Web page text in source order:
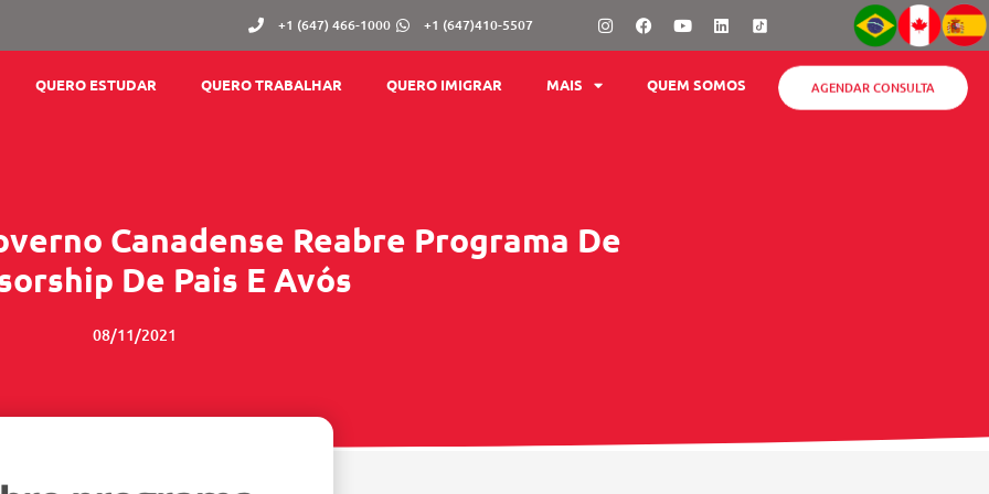
+1 (647) 466-1000 +1 (647)410-5507 InstagramFacebook
YoutubeLinkedin
QUERO ESTUDAR QUERO TRABALHAR QUERO IMIGRAR MAIS QUEM SOMOS AGENDAR CONSULTA
Canadense Reabre Programa De
De Pais E Avós
08/11/2021